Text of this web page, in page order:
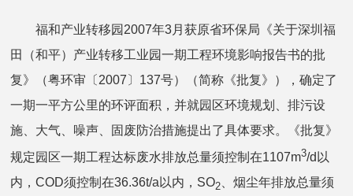
福和产业转移园2007年3月获原省环保局《关于深圳福
田（和平）产业转移工业园一期工程环境影响报告书的批
复》（粤环审〔2007〕137号）（简称《批复》），确定了
一期一平方公里的环评面积，并就园区环境规划、排污设
施、大气、噪声、固废防治措施提出了具体要求。《批复》
规定园区一期工程达标废水排放总量须控制在1107m3/d以
内，COD须控制在36.36t/a以内，SO2 、烟尘年排放总量须